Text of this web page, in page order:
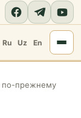
Ru Uz En
по-прежнему